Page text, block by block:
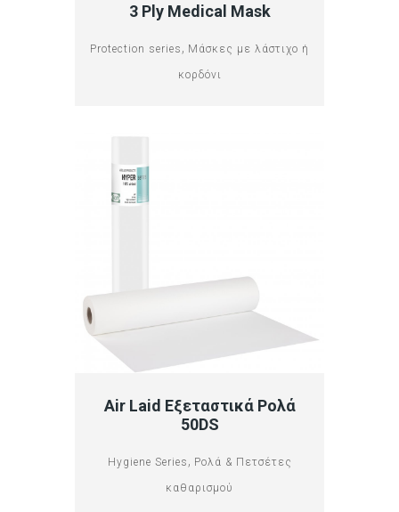
3 Ply Medical Mask
Protection series , Μάσκες με λάστιχο ή
κορδόνι
Air Laid Εξεταστικά Ρολά
50DS
Hygiene Series , Ρολά & Πετσέτες
καθαρισμού